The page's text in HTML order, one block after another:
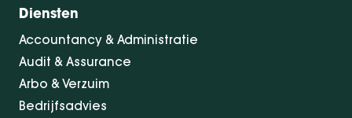
Diensten
Accountancy & Administratie
Audit & Assurance
Arbo & Verzuim
Bedrijfsadvies